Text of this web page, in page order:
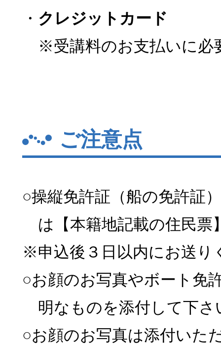
・ クレジットカード
※受講料のお支払いに必
ご注意点
○操縦免許証（船の免許証
は【本籍地記載の住民票
※申込後３日以内にお送り
○お顔のお写真やボート免
明なものを添付して下さ
○お顔のお写真は添付いた